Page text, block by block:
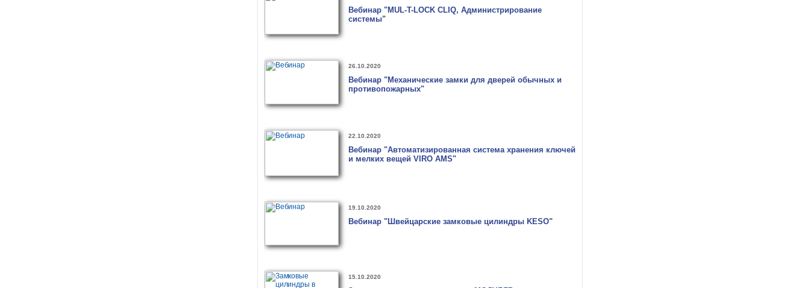
Вебинар "MUL-T-LOCK CLIQ, Администрирование
системы"
26.10.2020
Вебинар "Механические замки для дверей обычных и
противопожарных"
22.10.2020
Вебинар "Автоматизированная система хранения ключей
и мелких вещей VIRO AMS"
19.10.2020
Вебинар "Швейцарские замковые цилиндры KESO"
15.10.2020